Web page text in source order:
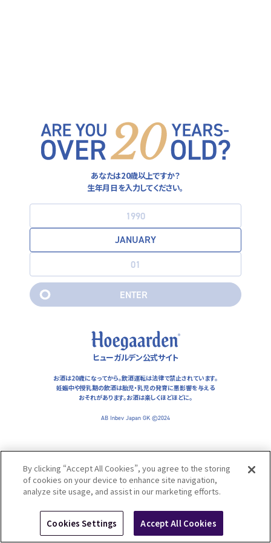
あなたは20歳以上ですか？
生年月日を入力してください。
ENTER
ENTER
ヒューガルデン公式サイト
お酒は20歳になってから。飲酒運転は法律で禁止されています。
妊娠中や授乳期の飲酒は胎児・乳児の発育に悪影響を与える
おそれがあります。お酒は楽しくほどほどに。
AB Inbev Japan GK ©2024
プライバシーポリシー
利用規約
FOLLOW US ON
お酒は20歳になってから。飲酒運転は法律で禁止されています。
妊娠中や授乳期の飲酒は胎児・乳児の発育に悪影響を与えるおそ
れがあります。お酒は楽しくほどほどに。
AB Inbev Japan GK ©2024
By clicking “Accept All Cookies”, you agree to the storing
of cookies on your device to enhance site navigation,
analyze site usage, and assist in our marketing efforts.
Cookies Settings Accept All Cookies